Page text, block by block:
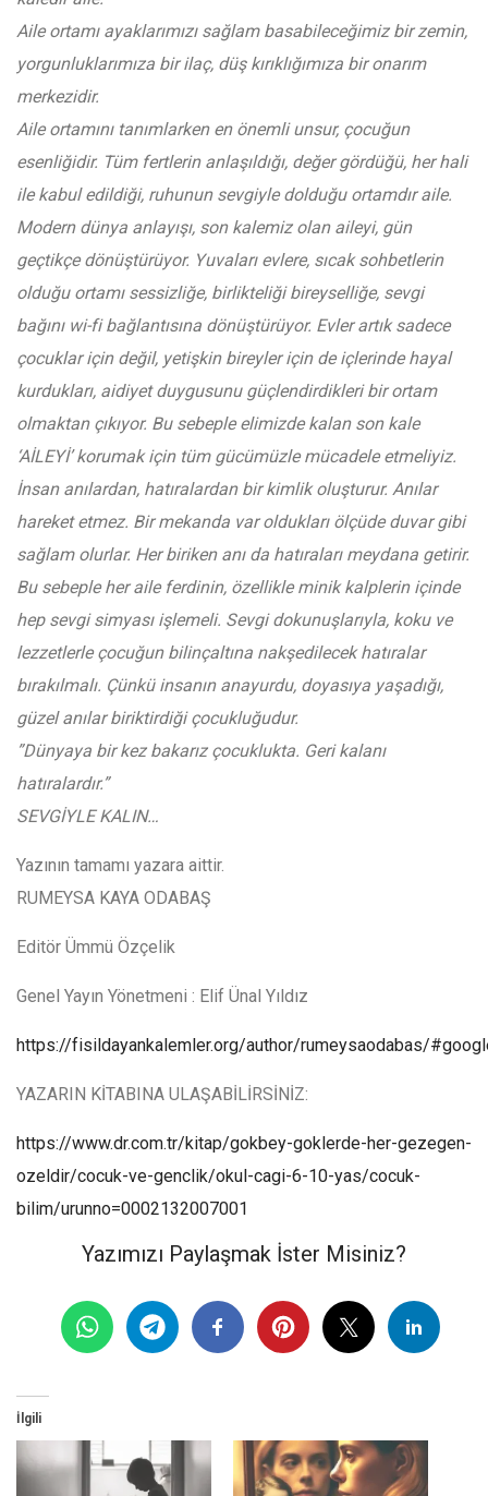
Aile ortamı ayaklarımızı sağlam basabileceğimiz bir zemin,
yorgunluklarımıza bir ilaç, düş kırıklığımıza bir onarım
merkezidir.
Aile ortamını tanımlarken en önemli unsur, çocuğun
esenliğidir. Tüm fertlerin anlaşıldığı, değer gördüğü, her hali
ile kabul edildiği, ruhunun sevgiyle dolduğu ortamdır aile.
Modern dünya anlayışı, son kalemiz olan aileyi, gün
geçtikçe dönüştürüyor. Yuvaları evlere, sıcak sohbetlerin
olduğu ortamı sessizliğe, birlikteliği bireyselliğe, sevgi
bağını wi-fi bağlantısına dönüştürüyor. Evler artık sadece
çocuklar için değil, yetişkin bireyler için de içlerinde hayal
kurdukları, aidiyet duygusunu güçlendirdikleri bir ortam
olmaktan çıkıyor. Bu sebeple elimizde kalan son kale
‘AİLEYİ’ korumak için tüm gücümüzle mücadele etmeliyiz.
İnsan anılardan, hatıralardan bir kimlik oluşturur. Anılar
hareket etmez. Bir mekanda var oldukları ölçüde duvar gibi
sağlam olurlar. Her biriken anı da hatıraları meydana getirir.
Bu sebeple her aile ferdinin, özellikle minik kalplerin içinde
hep sevgi simyası işlemeli. Sevgi dokunuşlarıyla, koku ve
lezzetlerle çocuğun bilinçaltına nakşedilecek hatıralar
bırakılmalı. Çünkü insanın anayurdu, doyasıya yaşadığı,
güzel anılar biriktirdiği çocukluğudur.
”Dünyaya bir kez bakarız çocuklukta. Geri kalanı
hatıralardır.”
SEVGİYLE KALIN…
Yazının tamamı yazara aittir.
RUMEYSA KAYA ODABAŞ
Editör Ümmü Özçelik
Genel Yayın Yönetmeni : Elif Ünal Yıldız
https://fisildayankalemler.org/author/rumeysaodabas/
YAZARIN KİTABINA ULAŞABİLİRSİNİZ:
https://www.dr.com.tr/kitap/gokbey-goklerde-her-gezegen-
ozeldir/cocuk-ve-genclik/okul-cagi-6-10-yas/cocuk-
bilim/urunno=0002132007001
Yazımızı Paylaşmak İster Misiniz?
İlgili